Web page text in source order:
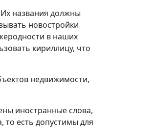
названия должны
новостройки
в наших
кириллицу, что
недвижимости,
иностранные слова,
то есть допустимы для